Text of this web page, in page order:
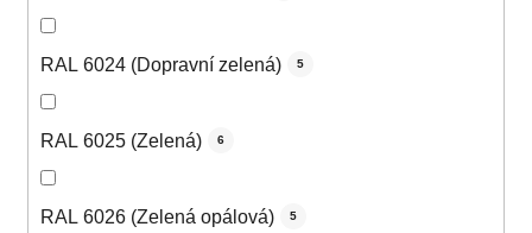
RAL 6024 (Dopravní zelená) 5
RAL 6025 (Zelená) 6
RAL 6026 (Zelená opálová) 5